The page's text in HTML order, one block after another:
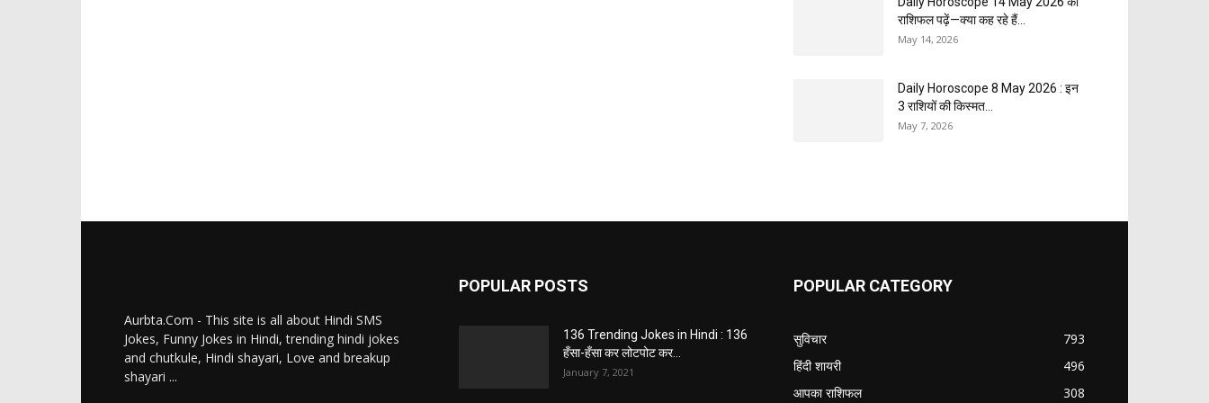
राशिफल पढ़ें—क्या कह रहे हैं...
May 14, 2026
Daily Horoscope 8 May 2026 : इन
3 राशियों की किस्मत...
May 7, 2026
Aurbta.Com - This site is all about Hindi SMS
Jokes, Funny Jokes in Hindi, trending hindi jokes
and chutkule, Hindi shayari, Love and breakup
shayari ...
POPULAR POSTS
136 Trending Jokes in Hindi : 136
हँसा-हँसा कर लोटपोट कर...
January 7, 2021
POPULAR CATEGORY
सुविचार
793
हिंदी शायरी
496
आपका राशिफल
308